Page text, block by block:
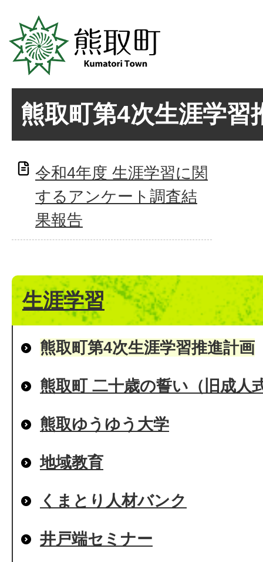
熊取町第4次生涯学習
令和4年度 生涯学習に関
するアンケート調査結
果報告
生涯学習
熊取町第4次生涯学習推進計画
熊取町 二十歳の誓い（旧成人
熊取ゆうゆう大学
地域教育
くまとり人材バンク
井戸端セミナー